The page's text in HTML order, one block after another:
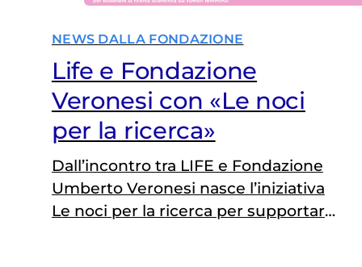
NEWS DALLA FONDAZIONE
Life e Fondazione
Veronesi con «Le noci
per la ricerca»
Dall’incontro tra LIFE e Fondazione
Umberto Veronesi nasce l’iniziativa
Le noci per la ricerca per supportare